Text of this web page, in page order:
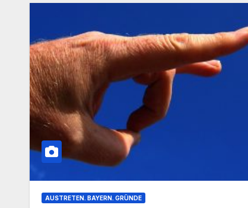
AUSTRETEN. BAYERN. GRÜNDE